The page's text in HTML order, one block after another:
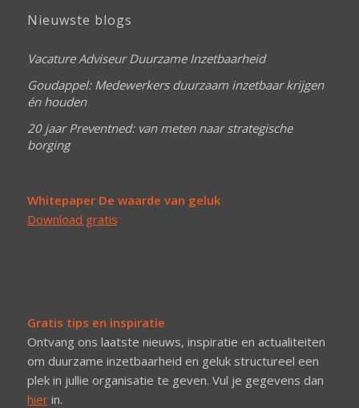
Nieuwste blogs
Vacature Adviseur Duurzame Inzetbaarheid
Goudappel: Medewerkers duurzaam inzetbaar krijgen
én houden
20 jaar Preventned: van meten naar strategische
borging
Whitepaper De waarde van geluk
Download gratis
Gratis tips en inspiratie
Ontvang ons laatste nieuws, inspiratie en actualiteiten
om duurzame inzetbaarheid en geluk structureel een
plek in jullie organisatie te geven. Vul je gegevens dan
hierin.